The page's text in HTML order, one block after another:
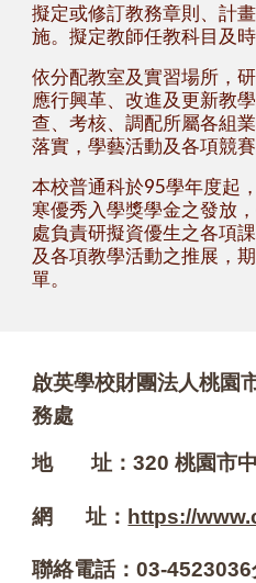
擬定或修訂教務章則、計
施。擬定教師任教科目及時
依分配教室及實習場所，
應行興革、改進及更新教
查、考核、調配所屬各組
落實，學藝活動及各項競賽
本校普通科於95學年度起
寒優秀入學獎學金之發放
處負責研擬資優生之各項
及各項教學活動之推展，
單。
啟英學校財團法人桃園
務處
地 址：320 桃園市中
網 址： https://
聯絡電話：03-